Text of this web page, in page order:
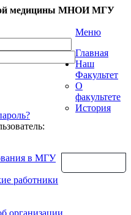
медицины МНОИ МГУ
Меню
Главная
Наш
Факультет
О
факультете
История
в МГУ
работники
организации